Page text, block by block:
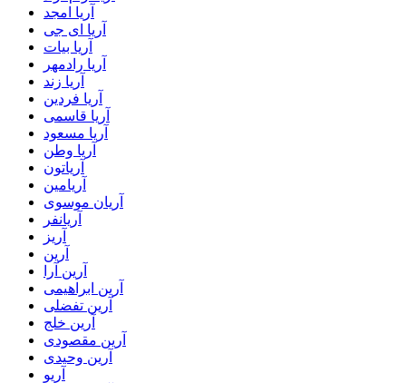
آریا امجد
آریا ای جی
آریا بیات
آریا رادمهر
آریا زند
آریا فردین
آریا قاسمی
آریا مسعود
آریا وطن
آریاتون
آریامین
آریان موسوی
آریانفر
آریز
آرین
آرین آرا
آرین ابراهیمی
آرین تفضلی
آرین خلج
آرین مقصودی
آرین وحیدی
آریو